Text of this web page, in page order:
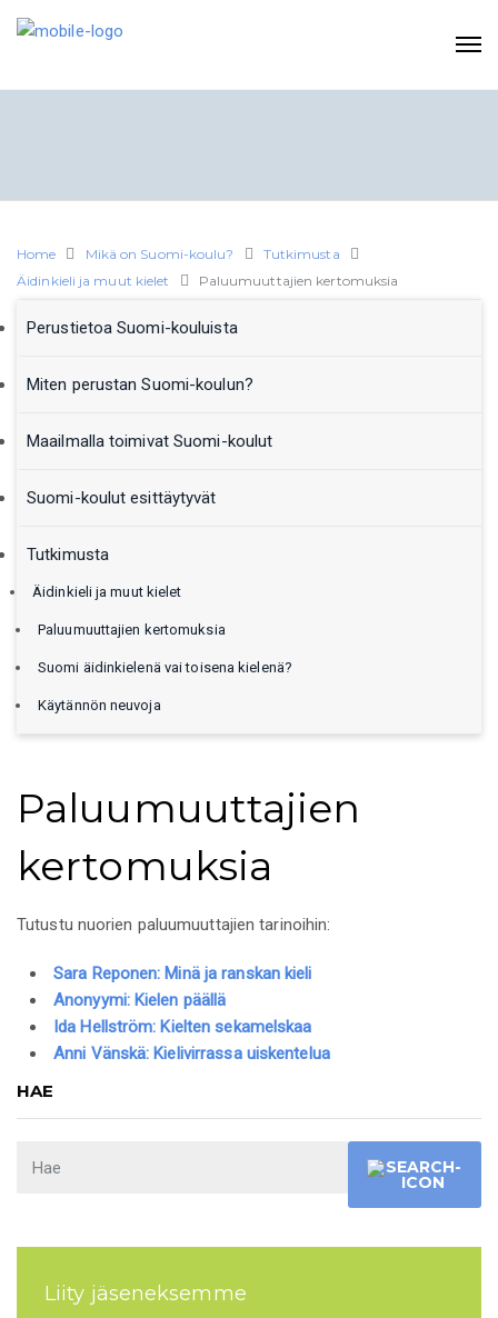
Home Mikä on Suomi-koulu?
Tutkimusta
Äidinkieli ja muut kielet
Paluumuuttajien kertomuksia
Perustietoa Suomi-kouluista
Miten perustan Suomi-koulun?
Maailmalla toimivat Suomi-koulut
Suomi-koulut esittäytyvät
Tutkimusta
Äidinkieli ja muut kielet
Paluumuuttajien kertomuksia
Suomi äidinkielenä vai toisena kielenä?
Käytännön neuvoja
Paluumuuttajien
kertomuksia
Tutustu nuorien paluumuuttajien tarinoihin:
Sara Reponen: Minä ja ranskan kieli
Anonyymi: Kielen päällä
Ida Hellström: Kielten sekamelskaa
Anni Vänskä: Kielivirrassa uiskentelua
HAE
Liity jäseneksemme